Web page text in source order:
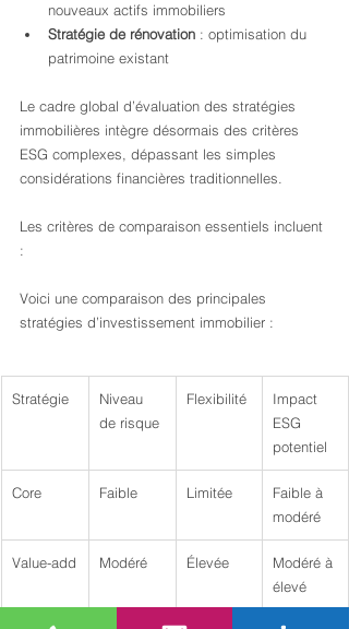
nouveaux actifs immobiliers
Stratégie de rénovation : optimisation du
patrimoine existant
Le cadre global d’évaluation des stratégies
immobilières intègre désormais des critères
ESG complexes, dépassant les simples
considérations financières traditionnelles.
Les critères de comparaison essentiels incluent
:
Voici une comparaison des principales
stratégies d’investissement immobilier :
Stratégie
Niveau
de risque
Flexibilité
Impact
ESG
potentiel
Core Faible Limitée
Faible à
modéré
Value-add Modéré Élevée
Modéré à
élevé